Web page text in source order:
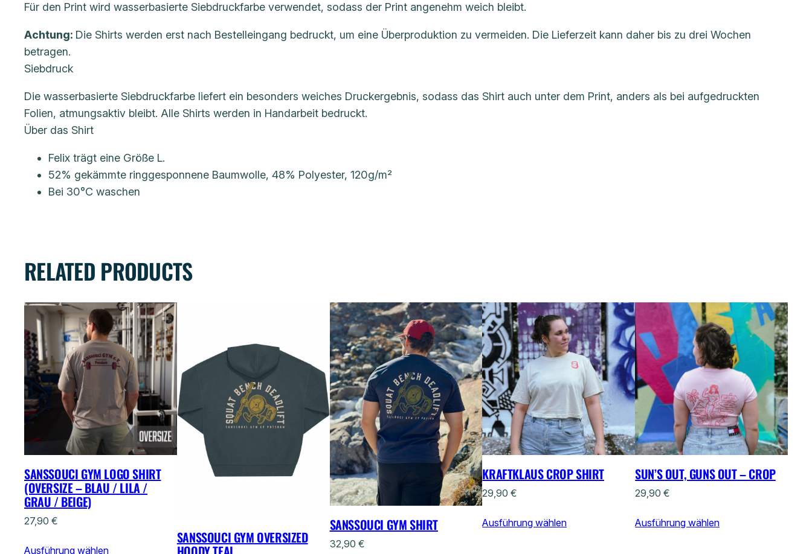
U
n
x
T
e
Für den Print wird wasserbasierte Siebdruckfarbe verwendet, sodass der Print angenehm weich bleibt.
Achtung: Die Shirts werden erst nach Bestelleingang bedruckt, um eine Überproduktion zu vermeiden. Die Lieferzeit kann daher bis zu drei Wochen
betragen.
Siebdruck
Die wasserbasierte Siebdruckfarbe liefert ein besonders weiches Druckergebnis, sodass das Shirt auch unter dem Print, anders als bei aufgedruckten
Folien, atmungsaktiv bleibt. Alle Shirts werden in Handarbeit bedruckt.
Über das Shirt
Felix trägt eine Größe L.
52% gekämmte ringgesponnene Baumwolle, 48% Polyester, 120g/m²
Bei 30°C waschen
RELATED PRODUCTS
SANSSOUCI GYM LOGO SHIRT
(OVERSIZE – BLAU / LILA /
GRAU / BEIGE)
27,90 €
Ausführung wählen
SANSSOUCI GYM OVERSIZED
SANSSOUCI GYM SHIRT
32,90 €
KRAFTKLAUS CROP SHIRT
29,90€
Ausführung wählen
SUN’S OUT, GUNS OUT – CROP
29,90€
Ausführung wählen